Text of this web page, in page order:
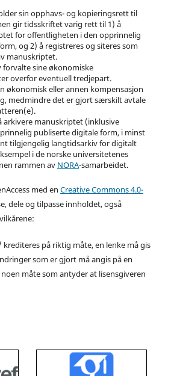
sin opphavs- og kopieringsrett til
gir tidsskriftet varig rett til 1) å
for offentligheten i den opprinnelig
og 2) å registreres og siteres som
manuskriptet.
forvalte sine økonomiske
overfor eventuell tredjepart.
økonomisk eller annen kompensasjon
medmindre det er gjort særskilt avtale
arkivere manuskriptet (inklusive
publiserte digitale form, i minst
tilgjengelig langtidsarkiv for digitalt
i de norske universitetenes
rammen av NORA-samarbeidet.
med en Creative Commons 4.0-
dele og tilpasse innholdet, også
på riktig måte, en lenke må gis
som er gjort må angis på en
måte som antyder at lisensgiveren